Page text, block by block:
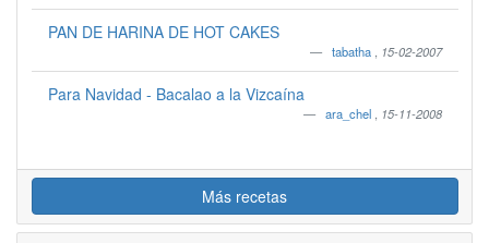
PAN DE HARINA DE HOT CAKES
tabatha 15-02-2007
Para Navidad - Bacalao a la Vizcaína
ara_chel 15-11-2008
Más recetas